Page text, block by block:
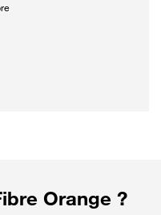
Orange ?